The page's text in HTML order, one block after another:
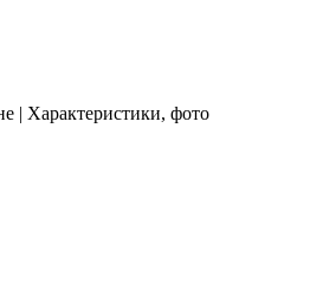
| Характеристики, фото